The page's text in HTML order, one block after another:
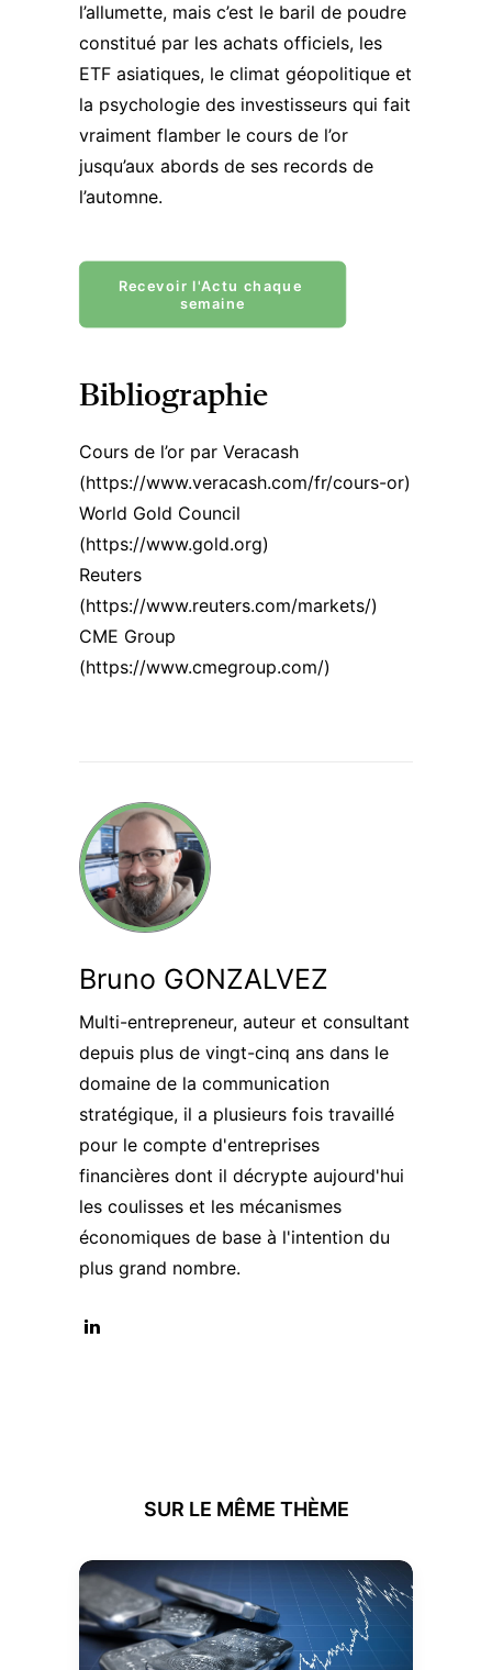
l’allumette, mais c’est le baril de poudre
constitué par les achats officiels, les
ETF asiatiques, le climat géopolitique et
la psychologie des investisseurs qui fait
vraiment flamber le cours de l’or
jusqu’aux abords de ses records de
l’automne.
Recevoir l'Actu chaque
semaine
Bibliographie
Cours de l’or par Veracash
(https://www.veracash.com/fr/cours-or)
World Gold Council
(https://www.gold.org)
Reuters
(https://www.reuters.com/markets/)
CME Group
(https://www.cmegroup.com/)
Bruno GONZALVEZ
Multi-entrepreneur, auteur et consultant
depuis plus de vingt-cinq ans dans le
domaine de la communication
stratégique, il a plusieurs fois travaillé
pour le compte d'entreprises
financières dont il décrypte aujourd'hui
les coulisses et les mécanismes
économiques de base à l'intention du
plus grand nombre.
SUR LE MÊME THÈME